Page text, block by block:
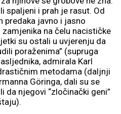
spaljeni i prah je rasut. Od
predaka javno i jasno
na čelu nacističke
su ostali u uvjerenju da
poraženima” (supruga
admirala Karl
metodama (daljnji
Göringa, dali su se
da njegovi “zločinački geni”